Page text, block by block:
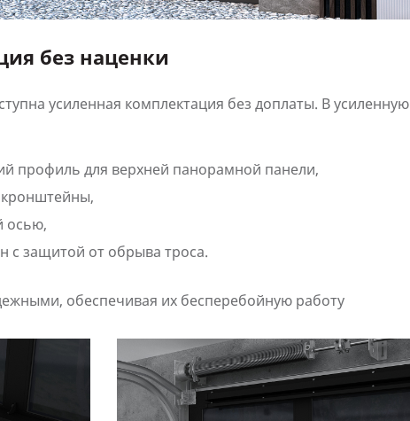
без наценки
усиленная комплектация без доплаты. В усиленную
профиль для верхней панорамной панели,
осью,
защитой от обрыва троса.
обеспечивая их бесперебойную работу